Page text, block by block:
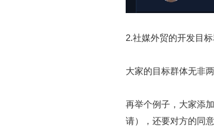
2.社媒外贸的开发目
大家的目标群体无非
再举个例子，大家添
请），还要对方的同